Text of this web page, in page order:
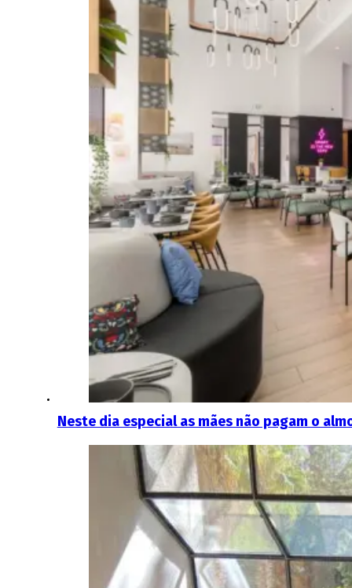
Neste dia especial as mães não pagam o